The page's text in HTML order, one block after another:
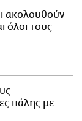
ακολουθούν
όλοι τους
πάλης με